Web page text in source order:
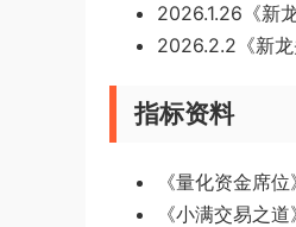
2026.1.26《新
2026.2.2《新
指标资料
《量化资金席
《小满交易之